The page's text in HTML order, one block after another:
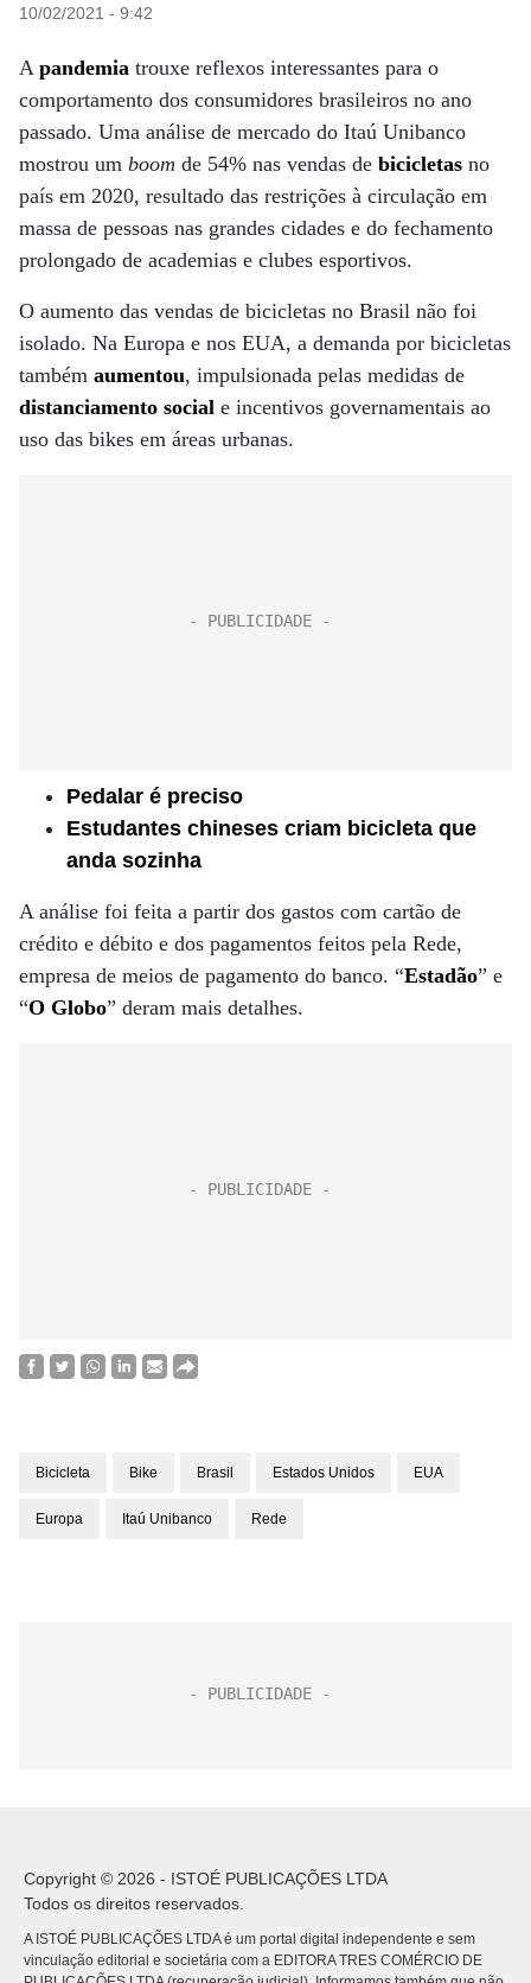
10/02/2021 - 9:42
A pandemia trouxe reflexos interessantes para o
comportamento dos consumidores brasileiros no ano
passado. Uma análise de mercado do Itaú Unibanco
mostrou um boom de 54% nas vendas de bicicletas no
país em 2020, resultado das restrições à circulação em
massa de pessoas nas grandes cidades e do fechamento
prolongado de academias e clubes esportivos.
O aumento das vendas de bicicletas no Brasil não foi
isolado. Na Europa e nos EUA, a demanda por bicicletas
também aumentou, impulsionada pelas medidas de
distanciamento social e incentivos governamentais ao
uso das bikes em áreas urbanas.
Pedalar é preciso
Estudantes chineses criam bicicleta que
anda sozinha
A análise foi feita a partir dos gastos com cartão de
crédito e débito e dos pagamentos feitos pela Rede,
empresa de meios de pagamento do banco. “Estadão” e
“O Globo” deram mais detalhes.
Bicicleta Bike Brasil Estados Unidos EUA
Europa Itaú Unibanco Rede
Copyright © 2026 - ISTOÉ PUBLICAÇÕES LTDA
Todos os direitos reservados.
A ISTOÉ PUBLICAÇÕES LTDA é um portal digital independente e sem
vinculação editorial e societária com a EDITORA TRES COMÉRCIO DE